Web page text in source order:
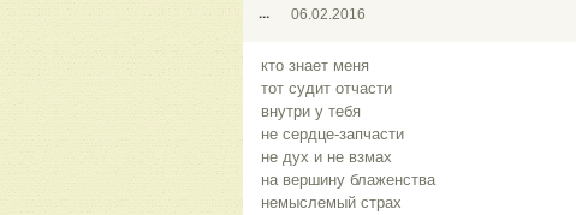
... 06.02.2016
кто знает меня
тот судит отчасти
внутри у тебя
не сердце-запчасти
не дух и не взмах
на вершину блаженства
немыслемый страх